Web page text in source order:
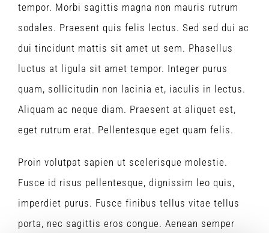
tempor. Morbi sagittis magna non mauris rutrum
sodales. Praesent quis felis lectus. Sed sed dui ac
dui tincidunt mattis sit amet ut sem. Phasellus
luctus at ligula sit amet tempor. Integer purus
quam, sollicitudin non lacinia et, iaculis in lectus.
Aliquam ac neque diam. Praesent at aliquet est,
eget rutrum erat. Pellentesque eget quam felis.
Proin volutpat sapien ut scelerisque molestie.
Fusce id risus pellentesque, dignissim leo quis,
imperdiet purus. Fusce finibus tellus vitae tellus
porta, nec sagittis eros congue. Aenean semper